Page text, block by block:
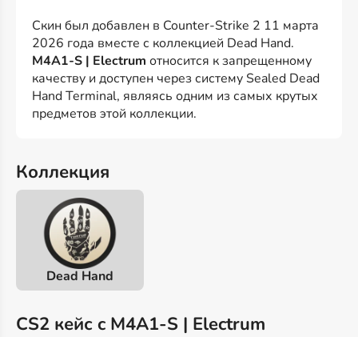
Скин был добавлен в Counter-Strike 2 11 марта
2026 года вместе с коллекцией Dead Hand.
M4A1-S | Electrum относится к запрещенному
качеству и доступен через систему Sealed Dead
Hand Terminal, являясь одним из самых крутых
предметов этой коллекции.
Коллекция
Dead Hand
CS2 кейс c M4A1-S | Electrum